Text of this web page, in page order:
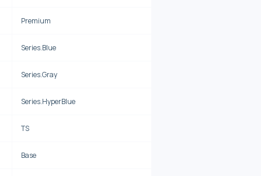
Premium
Series.Blue
Series.Gray
Series.HyperBlue
TS
Base